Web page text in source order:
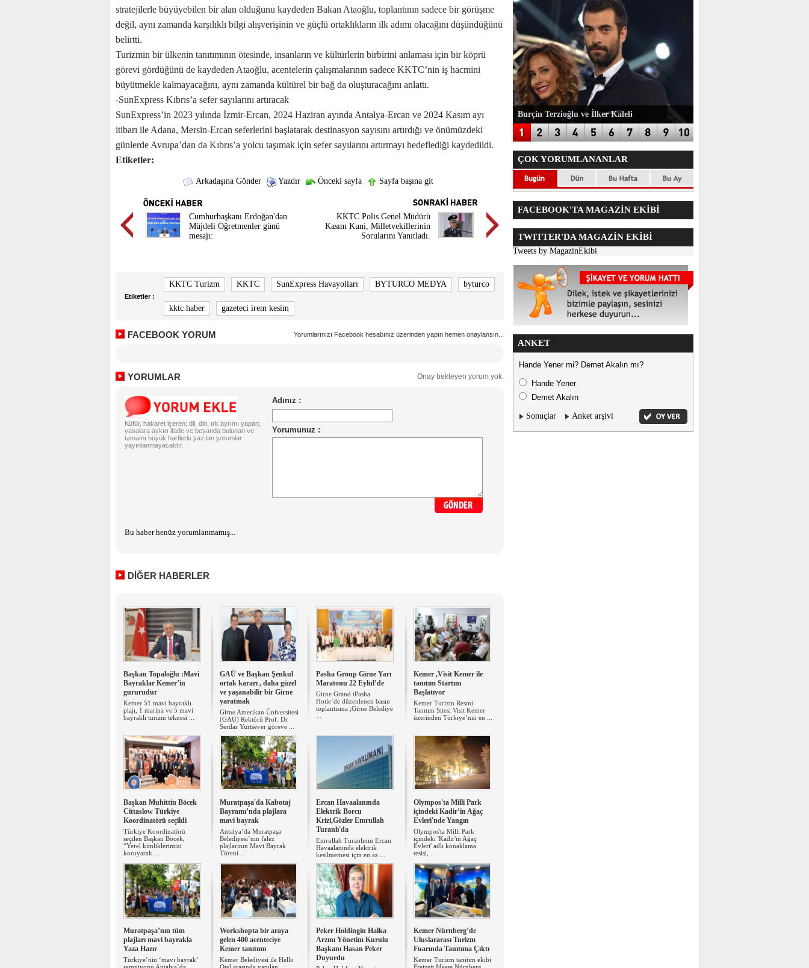
stratejilerle büyüyebilen bir alan olduğunu kaydeden Bakan Ataoğlu, toplantının sadece bir görüşme
değil, aynı zamanda karşılıklı bilgi alışverişinin ve güçlü ortaklıkların ilk adımı olacağını düşündüğünü
belirtti.
Turizmin bir ülkenin tanıtımının ötesinde, insanların ve kültürlerin birbirini anlaması için bir köprü
görevi gördüğünü de kaydeden Ataoğlu, acentelerin çalışmalarının sadece KKTC’nin iş hacmini
büyütmekle kalmayacağını, aynı zamanda kültürel bir bağ da oluşturacağını anlattı.
-SunExpress Kıbrıs’a sefer sayılarını artıracak
SunExpress’in 2023 yılında İzmir-Ercan, 2024 Haziran ayında Antalya-Ercan ve 2024 Kasım ayı
itibarı ile Adana, Mersin-Ercan seferlerini başlatarak destinasyon sayısını artırdığı ve önümüzdeki
günlerde Avrupa’dan da Kıbrıs’a yolcu taşımak için sefer sayılarını artırmayı hedeflediği kaydedildi.
Etiketler:
Arkadaşına Gönder Yazdır Önceki sayfa Sayfa başına git
Cumhurbaşkanı Erdoğan'dan
Müjdeli Öğretmenler günü
mesajı:
KKTC Polis Genel Müdürü
Kasım Kuni, Milletvekillerinin
Sorularını Yanıtladı.
Etiketler :
KKTC Turizm KKTC SunExpress Havayolları BYTURCO MEDYA byturco
kktc haber gazeteci irem kesim
FACEBOOK YORUM Yorumlarınızı Facebook hesabınız üzerinden yapın hemen onaylansın...
YORUMLAR Onay bekleyen yorum yok.
Küfür, hakaret içeren; dil, din, ırk ayrımı yapan;
yasalara aykırı ifade ve beyanda bulunan ve
tamamı büyük harflerle yazılan yorumlar
yayınlanmayacaktır.
Bu haber henüz yorumlanmamış...
DİĞER HABERLER
Başkan Topaloğlu :Mavi
Bayraklar Kemer’in
gururudur
Kemer 51 mavi bayraklı
plajı, 1 marina ve 5 mavi
bayraklı turizm teknesi ...
GAÜ ve Başkan Şenkul
ortak kararı , daha güzel
ve yaşanabilir bir Girne
yaratmak
Girne Amerikan Üniversitesi
(GAÜ) Rektörü Prof. Dr.
Serdar Yurtsever göreve ...
Pasha Group Girne Yarı
Maratonu 22 Eylül’de
Girne Grand tPasha
Hotle’de düzenlenen basın
toplantısına ;Girne Belediye
Kemer ,Visit Kemer ile
tanıtım Startını
Başlatıyor
Kemer Turizm Resmi
Tanıtım Sitesi Visit Kemer
üzerinden Türkiye’nin en ...
Başkan Muhittin Böcek
Cittaslow Türkiye
Koordinatörü seçildi
Türkiye Koordinatörü
seçilen Başkan Böcek,
“Yerel kimliklerimizi
koruyarak ...
Muratpaşa'da Kabotaj
Bayramı’nda plajlara
mavi bayrak
Antalya’da Muratpaşa
Belediyesi’nin falez
plajlarının Mavi Bayrak
Töreni ...
Ercan Havaalanında
Elektrik Borcu
Krizi,Gözler Emrullah
Turanlı'da
Emrullah Turanlının Ercan
Havaalanında elektrik
kesilmemesi için en az ...
Olympos'ta Milli Park
içindeki Kadir’in Ağaç
Evleri'nde Yangın
Olympos'ta Milli Park
içindeki 'Kadir'in Ağaç
Evleri' adlı konaklama
tesisi, ...
Muratpaşa’nın tüm
plajları mavi bayrakla
Yaza Hazır
Türkiye’nin ‘mavi bayrak’
Workshopta bir araya
gelen 400 acenteciye
Kemer tanıtımı
Kemer Belediyesi ile Hello
Peker Holdingin Halka
Arzını Yönetim Kurulu
Başkanı Hasan Peker
Duyurdu
Kemer Nürnberg’de
Uluslararası Turizm
Fuarında Tanıtıma Çıktı
Kemer Turizm tanıtım ekibi
Burçin Terzioğlu ve İlker Kaleli
ÇOK YORUMLANANLAR
FACEBOOK'TA MAGAZİN EKİBİ
TWITTER'DA MAGAZİN EKİBİ
Tweets by MagazinEkibi
ANKET
Hande Yener mi? Demet Akalın mı?
Hande Yener
Demet Akalın
Sonuçlar Anket arşivi